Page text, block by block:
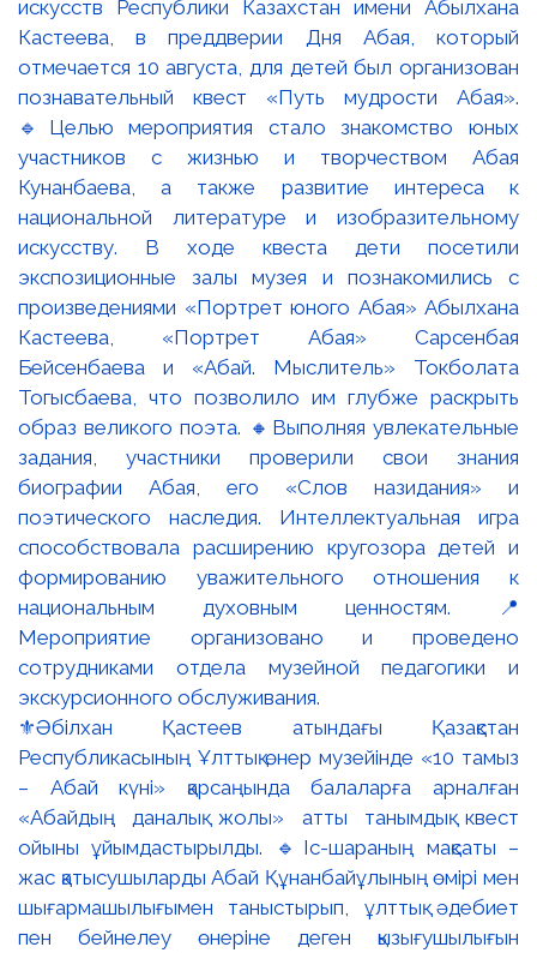
⚜️Әбілхан Қастеев атындағы Қазақстан
Республикасының Ұлттық өнер музейінде «10 тамыз
– Абай күні» қарсаңында балаларға арналған
«Абайдың даналық жолы» атты танымдық квест
ойыны ұйымдастырылды. 🔹Іс-шараның мақсаты –
жас қатысушыларды Абай Құнанбайұлының өмірі мен
шығармашылығымен таныстырып, ұлттық әдебиет
пен бейнелеу өнеріне деген қызығушылығын